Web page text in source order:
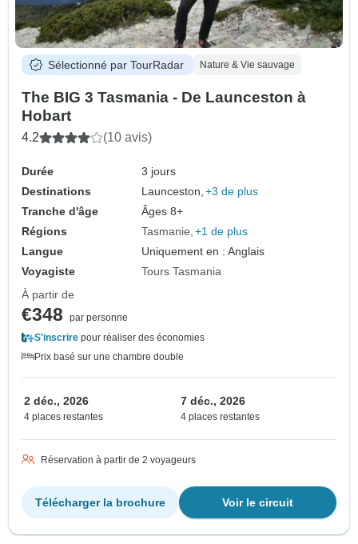
Sélectionné par TourRadar Nature & Vie sauvage
The BIG 3 Tasmania - De Launceston à
Hobart
4.2 (10 avis)
Durée
3 jours
Destinations
Launceston, +3 de plus
Tranche d'âge
Âges 8+
Régions
Tasmanie +1 de plus
Langue
Uniquement en : Anglais
Voyagiste
Tours Tasmania
À partir de
€348
par personne
S'inscrire pour réaliser des économies
Prix basé sur une chambre double
2 déc., 2026
4 places restantes
7 déc., 2026
4 places restantes
Réservation à partir de 2 voyageurs
Voir le circuit
Télécharger la brochure